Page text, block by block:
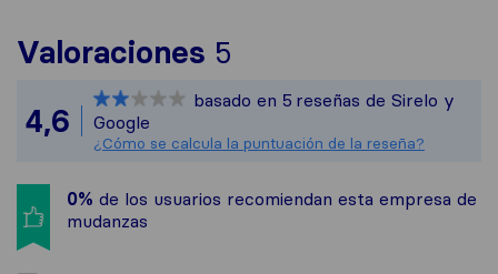
Valoraciones 5
Todas las reseñas
4,6
basado en 5 reseñas de Sirelo y
Google
¿Cómo se calcula la puntuación de la reseña?
0% de los usuarios recomiendan esta empresa de
mudanzas